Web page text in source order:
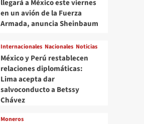
llegará a México este viernes
en un avión de la Fuerza
Armada, anuncia Sheinbaum
Internacionales Nacionales Noticias
México y Perú restablecen
relaciones diplomáticas:
Lima acepta dar
salvoconducto a Betssy
Chávez
Moneros